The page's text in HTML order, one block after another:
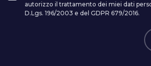
autorizzo il trattamento dei miei dati
D.Lgs. 196/2003 e del GDPR 679/2016.